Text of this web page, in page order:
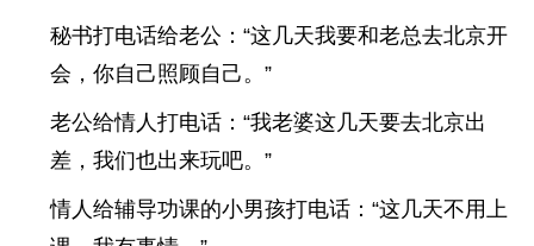
秘书打电话给老公：“这几天我要和老总去北京开
会，你自己照顾自己。”
老公给情人打电话：“我老婆这几天要去北京出
差，我们也出来玩吧。”
情人给辅导功课的小男孩打电话：“这几天不用上